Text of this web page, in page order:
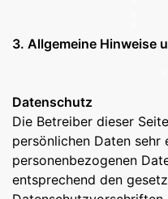
3. Allgemeine Hinweise
Datenschutz
Die Betreiber dieser
persönlichen Daten sehr
personenbezogenen
entsprechend den